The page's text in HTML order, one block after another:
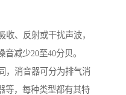
收、反射或干扰声波，
减少20至40分贝。
，消音器可分为排气消
等，每种类型都有其特